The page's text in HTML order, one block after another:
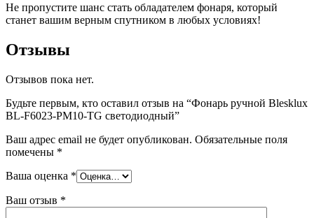
Не пропустите шанс стать обладателем фонаря, который
станет вашим верным спутником в любых условиях!
Отзывы
Отзывов пока нет.
Будьте первым, кто оставил отзыв на “Фонарь ручной Blesklux
BL-F6023-PM10-TG светодиодный”
Ваш адрес email не будет опубликован. Обязательные поля
помечены *
Ваша оценка *
Ваш отзыв *